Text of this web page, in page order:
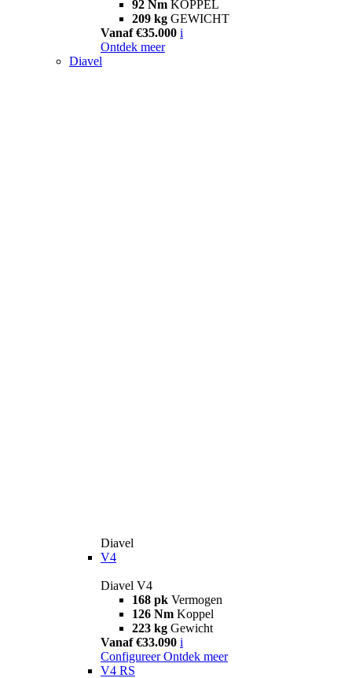
92 Nm KOPPEL
209 kg GEWICHT
Vanaf €35.000 i
Ontdek meer
Diavel
Diavel
V4
Diavel V4
168 pk Vermogen
126 Nm Koppel
223 kg Gewicht
Vanaf €33.090 i
Configureer Ontdek meer
V4 RS